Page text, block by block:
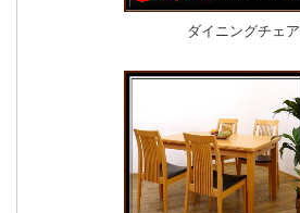
ダイニングチェア